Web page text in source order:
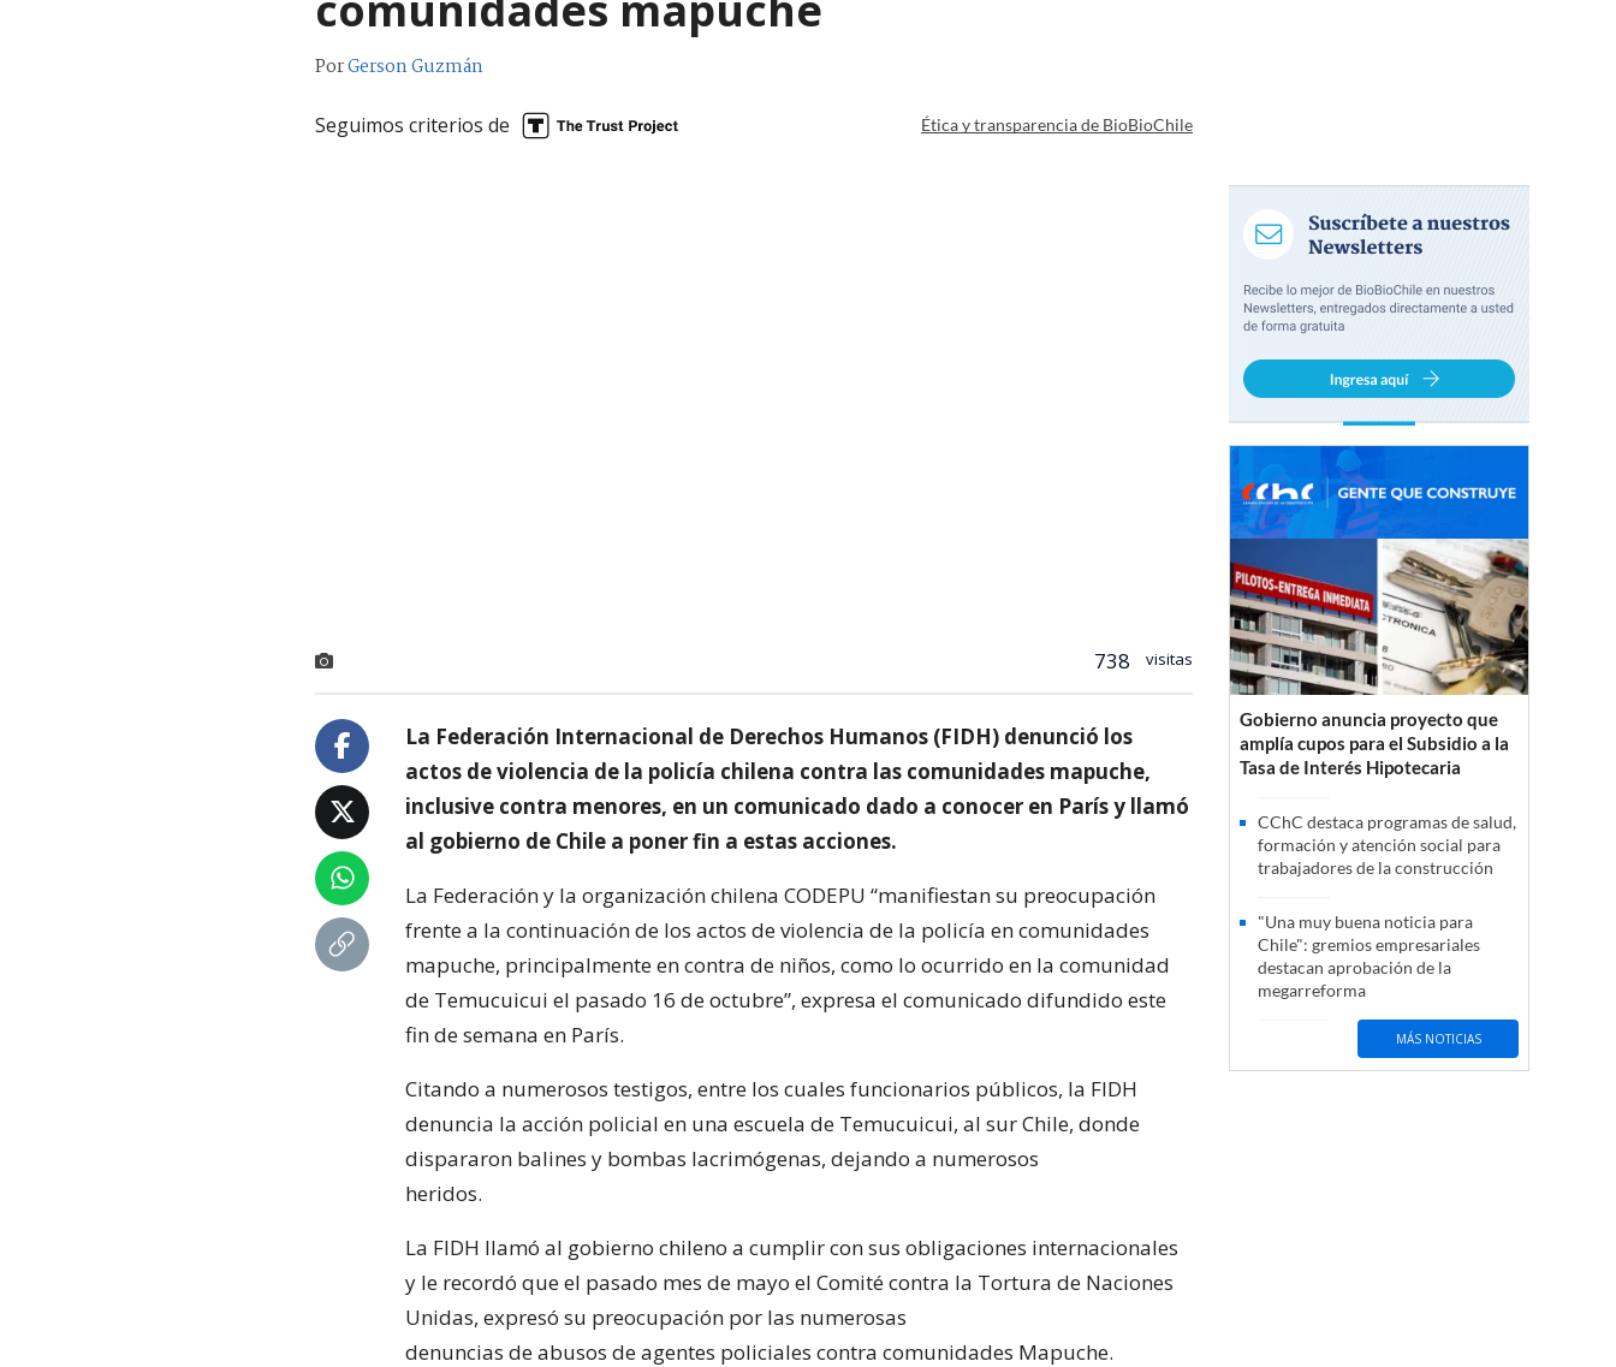
PorGerson Guzmán
Seguimos criterios de Ética y transparencia de BioBioChile
738 visitas
La Federación Internacional de Derechos Humanos (FIDH) denunció los
actos de violencia de la policía chilena contra las comunidades mapuche,
inclusive contra menores, en un comunicado dado a conocer en París y llamó
al gobierno de Chile a poner fin a estas acciones.
La Federación y la organización chilena CODEPU “manifiestan su preocupación
frente a la continuación de los actos de violencia de la policía en comunidades
mapuche, principalmente en contra de niños, como lo ocurrido en la comunidad
de Temucuicui el pasado 16 de octubre”, expresa el comunicado difundido este
fin de semana en París.
Citando a numerosos testigos, entre los cuales funcionarios públicos, la FIDH
denuncia la acción policial en una escuela de Temucuicui, al sur Chile, donde
dispararon balines y bombas lacrimógenas, dejando a numerosos
heridos.
La FIDH llamó al gobierno chileno a cumplir con sus obligaciones internacionales
y le recordó que el pasado mes de mayo el Comité contra la Tortura de Naciones
Unidas, expresó su preocupación por las numerosas
denuncias de abusos de agentes policiales contra comunidades Mapuche.
Gobierno anuncia proyecto que
amplía cupos para el Subsidio a la
Tasa de Interés Hipotecaria
CChC destaca programas de salud,
formación y atención social para
trabajadores de la construcción
"Una muy buena noticia para
Chile": gremios empresariales
destacan aprobación de la
megarreforma
MÁS NOTICIAS